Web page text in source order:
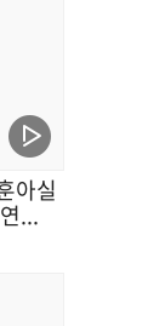
아실
...